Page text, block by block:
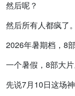
然后呢？
然后所有人都疯了。
2026年暑期档，8
一个暑假，8部大
先说7月10日这场神